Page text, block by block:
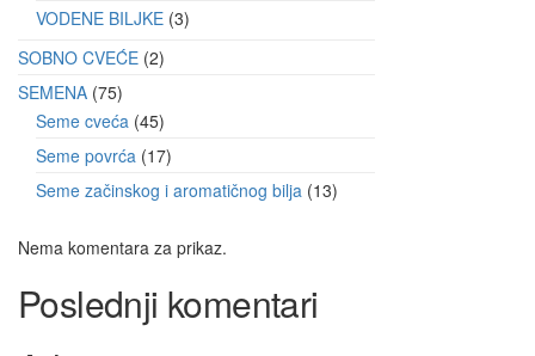
VODENE BILJKE 3
SOBNO CVEĆE 2
SEMENA 75
Seme cveća 45
Seme povrća 17
Seme začinskog i aromatičnog bilja 13
Nema komentara za prikaz.
Poslednji komentari